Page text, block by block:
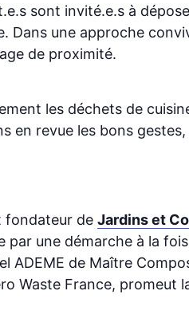
sont invité.e.s à
une approche
de proximité.
les déchets de
en revue les bons
fondateur de Jardins et
par une démarche à la
ADEME de Maître
Waste France, promeut